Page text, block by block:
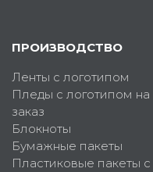
ПРОИЗВОДСТВО
Ленты с логотипом
Пледы с логотипом на
заказ
Блокноты
Бумажные пакеты
Пластиковые пакеты с